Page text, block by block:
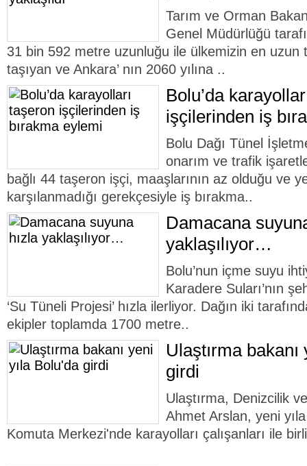
Tarım ve Orman
Genel Müdürlüğü
31 bin 592 metre uzunluğu ile ülkemizin en uzun
taşıyan ve Ankara’ nın 2060 yılına ..
Bolu’da
işçilerinden iş
Bolu Dağı Tünel
onarım ve trafik
bağlı 44 taşeron işçi, maaşlarının az olduğu ve
karşılanmadığı gerekçesiyle iş bırakma..
Damacana
yaklaşılıyor…
Bolu’nun içme suyu
Karadere Suları’nın
‘Su Tüneli Projesi’ hızla ilerliyor. Dağın iki
ekipler toplamda 1700 metre..
Ulaştırma
girdi
Ulaştırma, Denizcilik
Ahmet Arslan, yeni
Komuta Merkezi'nde karayolları çalışanları ile